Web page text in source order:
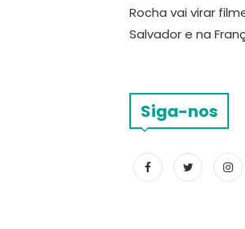
Rocha vai virar
Salvador e na
Siga-nos